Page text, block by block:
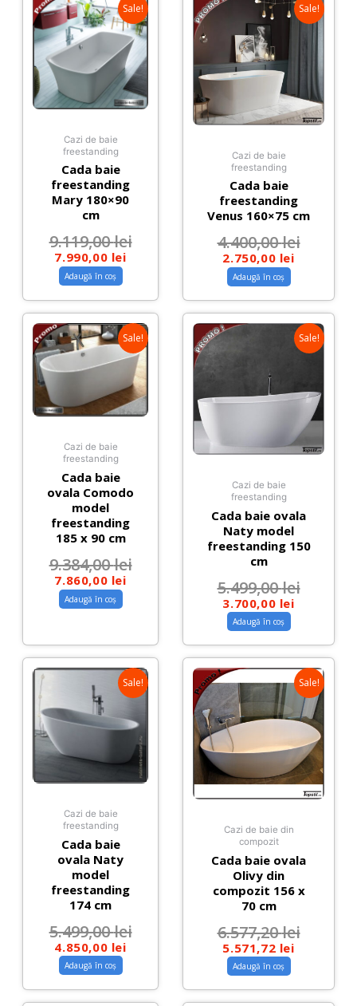
Sale!
Cazi de baie
freestanding
Cada baie
freestanding
Mary 180×90
cm
9.119,00lei
7.990,00 lei
Adaugă în coș
Sale!
Cazi de baie
freestanding
Cada baie
freestanding
Venus 160×75 cm
4.400,00lei
2.750,00 lei
Adaugă în coș
Sale!
Cazi de baie
freestanding
Cada baie
ovala Comodo
model
freestanding
185 x 90 cm
9.384,00lei
7.860,00 lei
Adaugă în coș
Sale!
Cazi de baie
freestanding
Cada baie ovala
Naty model
freestanding 150
cm
5.499,00lei
3.700,00 lei
Adaugă în coș
Sale!
Cazi de baie
freestanding
Cada baie
ovala Naty
model
freestanding
174 cm
5.499,00lei
4.850,00 lei
Adaugă în coș
Sale!
Cazi de baie din
compozit
Cada baie ovala
Olivy din
compozit 156 x
70 cm
6.577,20lei
5.571,72 lei
Adaugă în coș